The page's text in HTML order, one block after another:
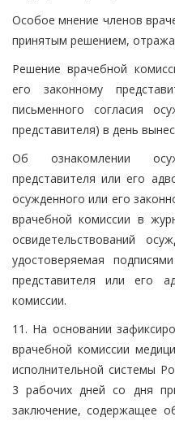
Особое мнение членов
принятым решением,
Решение врачебной
его законному
письменного согласия
представителя) в день
Об ознакомлении
представителя или его
осужденного или его
врачебной комиссии в
освидетельствований
удостоверяемая
представителя или его
комиссии.
11. На основании
врачебной комиссии
исполнительной системы
3 рабочих дней со дня
заключение, содержащее